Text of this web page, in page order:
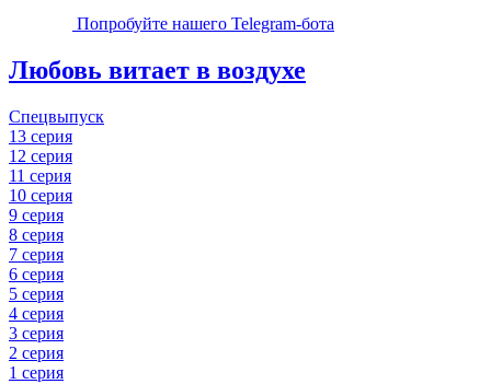
Попробуйте нашего Telegram-бота
Любовь витает в воздухе
Спецвыпуск
13 серия
12 серия
11 серия
10 серия
9 серия
8 серия
7 серия
6 серия
5 серия
4 серия
3 серия
2 серия
1 серия